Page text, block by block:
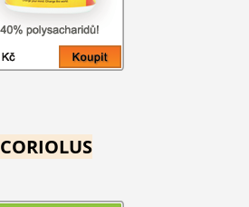
CORIOLUS